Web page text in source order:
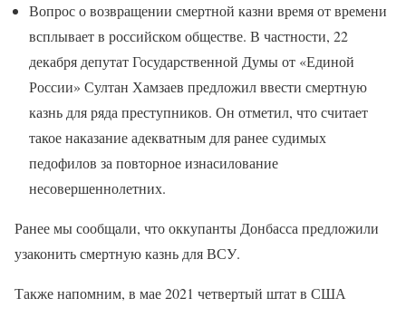
Вопрос о возвращении смертной казни время от времени
всплывает в российском обществе. В частности, 22
декабря депутат Государственной Думы от «Единой
России» Султан Хамзаев предложил ввести смертную
казнь для ряда преступников. Он отметил, что считает
такое наказание адекватным для ранее судимых
педофилов за повторное изнасилование
несовершеннолетних.
Ранее мы сообщали, что оккупанты Донбасса предложили
узаконить смертную казнь для ВСУ.
Также напомним, в мае 2021 четвертый штат в США